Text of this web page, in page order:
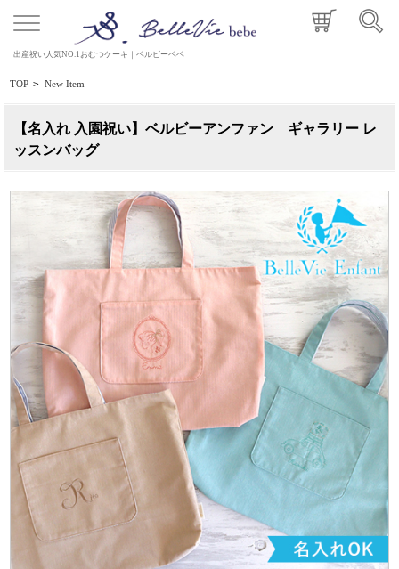
出産祝い人気NO.1おむつケーキ｜ベルビーベベ
TOP > New Item
【名入れ 入園祝い】ベルビーアンファン ギャラリー レ
ッスンバッグ